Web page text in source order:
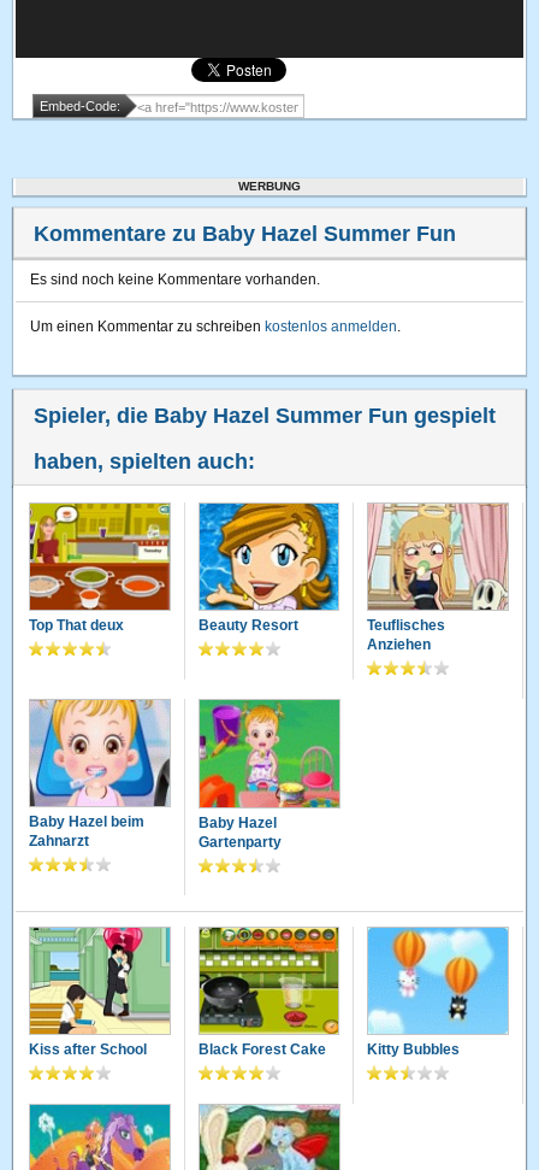
Embed-Code:
WERBUNG
Kommentare zu Baby Hazel Summer Fun
Es sind noch keine Kommentare vorhanden.
Um einen Kommentar zu schreiben kostenlos anmelden.
Spieler, die Baby Hazel Summer Fun gespielt
haben, spielten auch:
Top That deux Beauty Resort
Teuflisches
Anziehen
Baby Hazel beim
Zahnarzt
Baby Hazel
Gartenparty
Kiss after School Black Forest Cake Kitty Bubbles